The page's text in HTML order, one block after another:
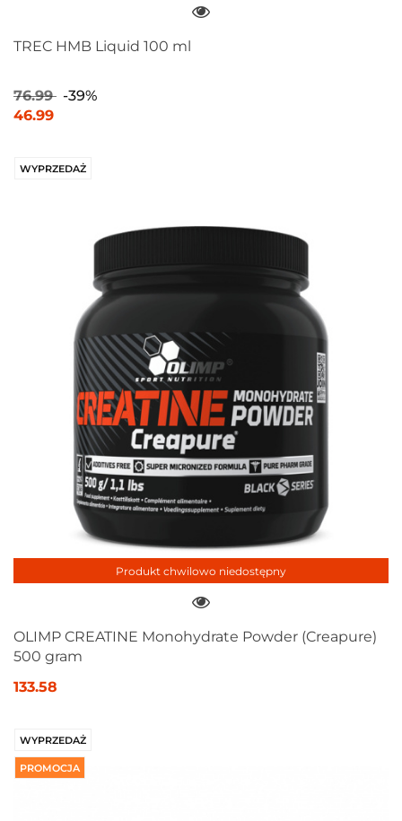
TREC HMB Liquid 100 ml
76.99
-39%
46.99
WYPRZEDAŻ
Produkt chwilowo niedostępny
OLIMP CREATINE Monohydrate Powder (Creapure)
500 gram
133.58
WYPRZEDAŻ
PROMOCJA